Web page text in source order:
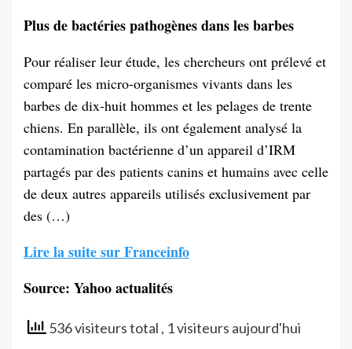
Plus de bactéries pathogènes dans les barbes
Pour réaliser leur étude, les chercheurs ont prélevé et
comparé les micro-organismes vivants dans les
barbes de dix-huit hommes et les pelages de trente
chiens. En parallèle, ils ont également analysé la
contamination bactérienne d’un appareil d’IRM
partagés par des patients canins et humains avec celle
de deux autres appareils utilisés exclusivement par
des (…)
Lire la suite sur Franceinfo
Source: Yahoo actualités
536 visiteurs total , 1 visiteurs aujourd'hui